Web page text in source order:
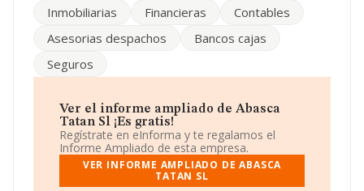
como Sociedad Limitada. La actividad de referencia
La empresa no tiene actividad en mercados exteriores.
Acerca del rendimiento de la compañía en 2024, ha
tenido un descenso en ventas del 29%.
La compañíaAbasca Tatan S.L, con NIF B38868543,
está situada en Calle Rubén Marichal López núm. 70 9 2
Iz, (38004), Santa Cruz De Tenerife, Islas Canarias.
En base a la información de la que dispone INFORMA
sobre 72.271 compañías, la facturación en el ámbito
nacional alcanza los 15.184 millones de euros y se
Inmobiliarias Financieras
Contables
Asesorias despachos
Bancos cajas
Seguros
Ver el informe ampliado de Abasca
Tatan Sl ¡Es gratis!
Regístrate en eInforma y te regalamos el
Informe Ampliado de esta empresa.
VER INFORME AMPLIADO DE ABASCA
TATAN SL